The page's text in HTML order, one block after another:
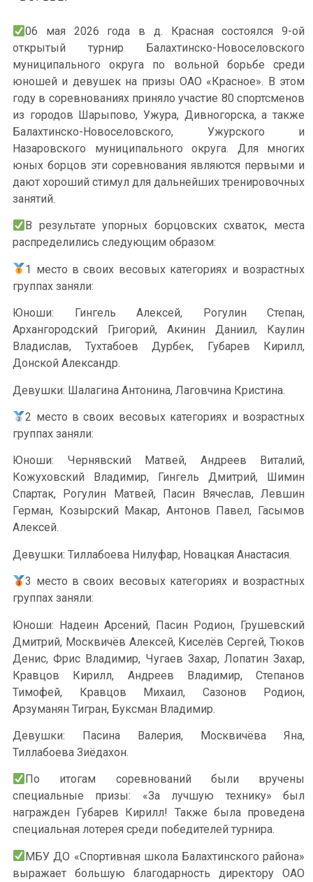
06 мая 2026 года в д. Красная состоялся 9-ой
открытый турнир Балахтинско-Новоселовского
муниципального округа по вольной борьбе среди
юношей и девушек на призы ОАО «Красное». В этом
году в соревнованиях приняло участие 80 спортсменов
из городов Шарыпово, Ужура, Дивногорска, а также
Балахтинско-Новоселовского, Ужурского и
Назаровского муниципального округа. Для многих
юных борцов эти соревнования являются первыми и
дают хороший стимул для дальнейших тренировочных
занятий.
В результате упорных борцовских схваток, места
распределились следующим образом:
1 место в своих весовых категориях и возрастных
группах заняли:
Юноши: Гингель Алексей, Рогулин Степан,
Архангородский Григорий, Акинин Даниил, Каулин
Владислав, Тухтабоев Дурбек, Губарев Кирилл,
Донской Александр.
Девушки: Шалагина Антонина, Лаговчина Кристина.
2 место в своих весовых категориях и возрастных
группах заняли:
Юноши: Чернявский Матвей, Андреев Виталий,
Кожуховский Владимир, Гингель Дмитрий, Шимин
Спартак, Рогулин Матвей, Пасин Вячеслав, Левшин
Герман, Козырский Макар, Антонов Павел, Гасымов
Алексей.
Девушки: Тиллабоева Нилуфар, Новацкая Анастасия.
3 место в своих весовых категориях и возрастных
группах заняли:
Юноши: Надеин Арсений, Пасин Родион, Грушевский
Дмитрий, Москвичёв Алексей, Киселёв Сергей, Тюков
Денис, Фрис Владимир, Чугаев Захар, Лопатин Захар,
Кравцов Кирилл, Андреев Владимир, Степанов
Тимофей, Кравцов Михаил, Сазонов Родион,
Арзуманян Тигран, Буксман Владимир.
Девушки: Пасина Валерия, Москвичёва Яна,
Тиллабоева Зиёдахон.
По итогам соревнований были вручены
специальные призы: «За лучшую технику» был
награжден Губарев Кирилл! Также была проведена
специальная лотерея среди победителей турнира.
МБУ ДО «Спортивная школа Балахтинского района»
выражает большую благодарность директору ОАО